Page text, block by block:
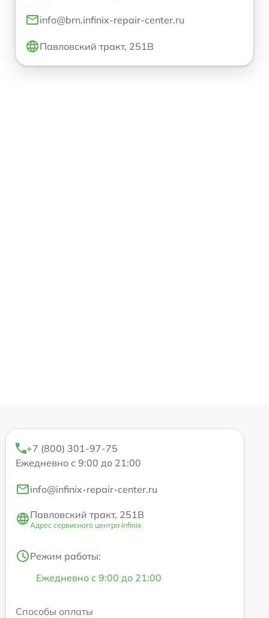
info@brn.infinix-repair-center.ru
Павловский тракт, 251В
+7 (800) 301-97-75
Ежедневно с 9:00 до 21:00
info@infinix-repair-center.ru
Павловский тракт, 251В
Адрес сервисного центра Infinix
Режим работы:
Ежедневно с 9:00 до 21:00
Способы оплаты